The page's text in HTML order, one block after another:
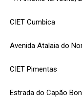
CIET Cumbica
Avenida Atalaia do
CIET Pimentas
Estrada do Capão